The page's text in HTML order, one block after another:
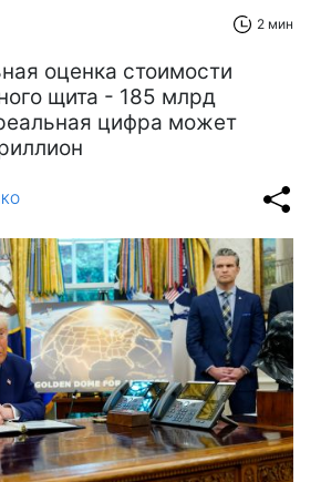
2 мин
оценка стоимости
щита - 185 млрд
цифра может